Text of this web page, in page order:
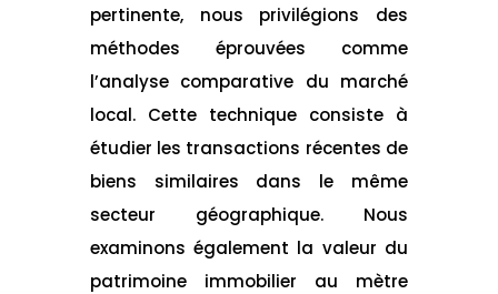
pertinente, nous privilégions des
méthodes éprouvées comme
l’analyse comparative du marché
local. Cette technique consiste à
étudier les transactions récentes de
biens similaires dans le même
secteur géographique. Nous
examinons également la valeur du
patrimoine immobilier au mètre